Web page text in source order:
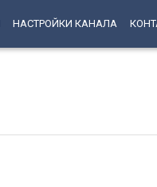
НАСТРОЙКИ КАНАЛА
От